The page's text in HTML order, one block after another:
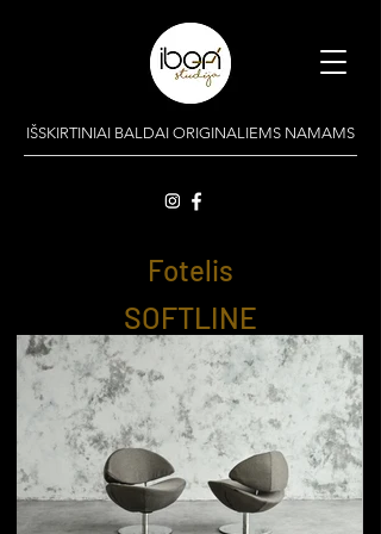
IŠSKIRTINIAI BALDAI ORIGINALIEMS NAMAMS
Fotelis
SOFTLINE